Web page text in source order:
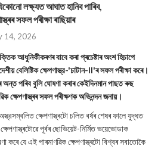
লক্ষ্যত আঘাত হানিব পাৰিব,
সফল পৰীক্ষা ৰাছিয়াৰ
14, 2026
আধুনিকীকৰণৰ বাবে কৰা প্ৰচেষ্টাৰ অংশ হিচাপে
বেলিষ্টিক ক্ষেপণাস্ত্র-'চাটান-II'ৰ সফল পৰীক্ষা কৰে।
পৰিব বুলি ঘোষণা কৰাৰ কেইদিনমান পাছত ৰুছ
ক্ষেপণাস্ত্ৰৰ সফল পৰীক্ষণক অভিনন্দন জনায়।
ক্ষেপণাস্ত্ৰটো চলিত বৰ্ষৰ শেষৰ ফালে যুদ্ধত
পূৰ্বৰ ছোভিয়েট-নির্মিত ভয়েভোডাক
কৰে যে এই পাৰমাণৱিক ক্ষেপণাস্ত্ৰটো বিশ্বৰ সবাতোকৈ